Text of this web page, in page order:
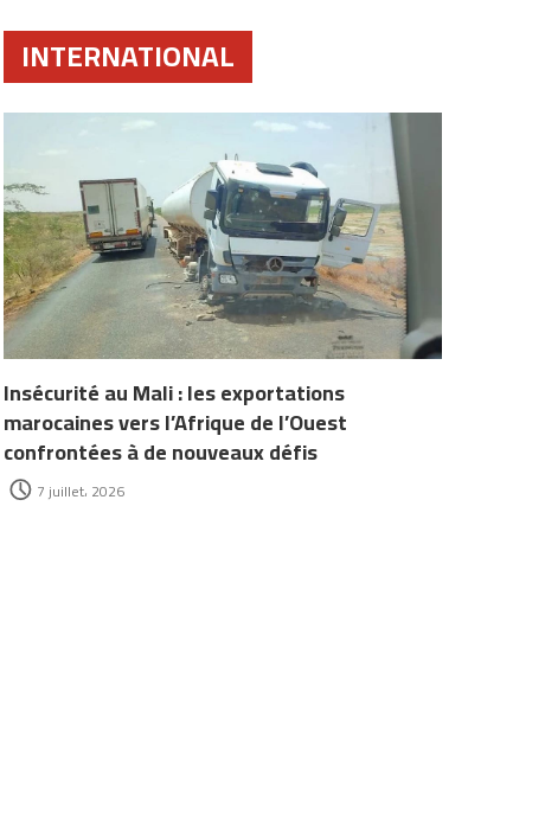
INTERNATIONAL
Insécurité au Mali : les exportations
marocaines vers l’Afrique de l’Ouest
confrontées à de nouveaux défis
7 juillet، 2026